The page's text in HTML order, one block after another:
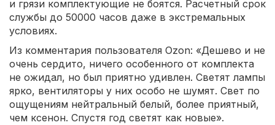
и грязи комплектующие не боятся. Расчетный срок
службы до 50000 часов даже в экстремальных
условиях.
Из комментария пользователя Ozon: «Дешево и не
очень сердито, ничего особенного от комплекта
не ожидал, но был приятно удивлен. Светят лампы
ярко, вентиляторы у них особо не шумят. Свет по
ощущениям нейтральный белый, более приятный,
чем ксенон. Спустя год светят как новые».